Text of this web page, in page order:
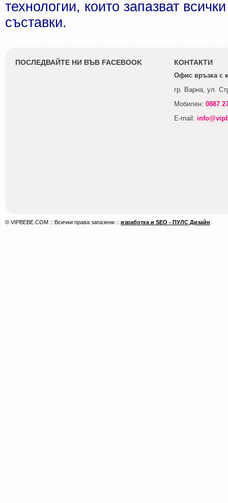
технологии, които запазват
съставки.
ПОСЛЕДВАЙТЕ НИ ВЪВ FACEBOOK КОНТАКТИ
Офис връзка с
гр. Варна, ул.
Мобилен: 0887
E-mail:
© VIPBEBE.COM :: Всички права запазени :: изработка и SEO - ПУЛС Дизайн